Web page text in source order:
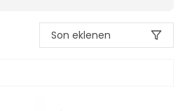
Son eklenen